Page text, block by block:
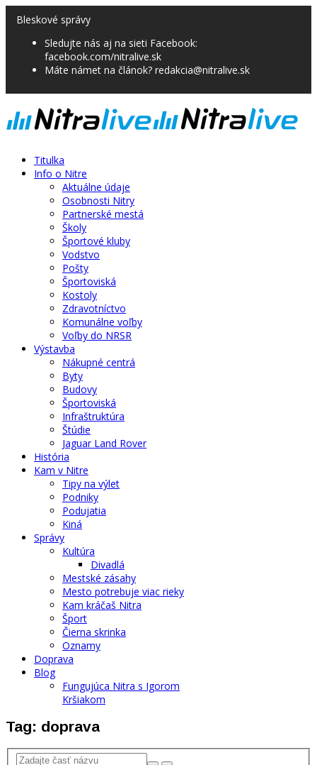
Bleskové správy
Sledujte nás aj na sieti Facebook:
facebook.com/nitralive.sk
Máte námet na článok? redakcia@nitralive.sk
Titulka
Info o Nitre
Aktuálne údaje
Osobnosti Nitry
Partnerské mestá
Školy
Športové kluby
Vodstvo
Pošty
Športoviská
Kostoly
Zdravotníctvo
Komunálne voľby
Voľby do NRSR
Výstavba
Nákupné centrá
Byty
Budovy
Športoviská
Infraštruktúra
Štúdie
Jaguar Land Rover
História
Kam v Nitre
Tipy na výlet
Podniky
Podujatia
Kiná
Správy
Kultúra
Divadlá
Mestské zásahy
Mesto potrebuje viac rieky
Kam kráčaš Nitra
Šport
Čierna skrinka
Oznamy
Doprava
Blog
Fungujúca Nitra s Igorom
Kršiakom
Tag: doprava